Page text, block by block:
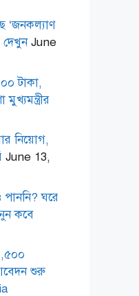
‘জনকল্যাণ
দেখুন June
টাকা,
নিয়োগ,
June 13,
পাননি? ঘরে
কবে
শুরু